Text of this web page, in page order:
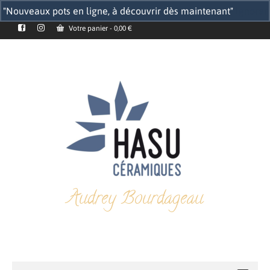
"Nouveaux pots en ligne, à découvrir dès maintenant"
Votre panier - 0,00 €
Audrey Bourdageau